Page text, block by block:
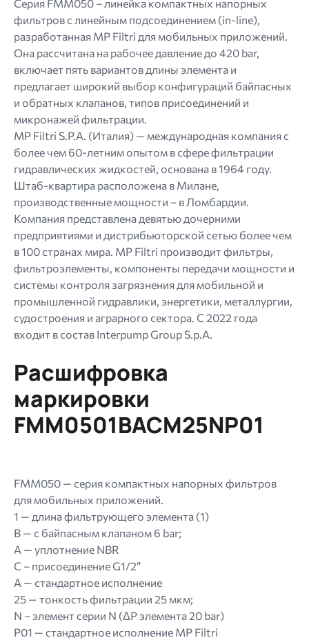
Серия FMM050 – линейка компактных напорных
фильтров с линейным подсоединением (in-line),
разработанная MP Filtri для мобильных приложений.
Она рассчитана на рабочее давление до 420 bar,
включает пять вариантов длины элемента и
предлагает широкий выбор конфигураций байпасных
и обратных клапанов, типов присоединений и
микронажей фильтрации.
MP Filtri S.P.A. (Италия) — международная компания с
более чем 60-летним опытом в сфере фильтрации
гидравлических жидкостей, основана в 1964 году.
Штаб-квартира расположена в Милане,
производственные мощности – в Ломбардии.
Компания представлена ​​девятью дочерними
предприятиями и дистрибьюторской сетью более чем
в 100 странах мира. MP Filtri производит фильтры,
фильтроэлементы, компоненты передачи мощности и
системы контроля загрязнения для мобильной и
промышленной гидравлики, энергетики, металлургии,
судостроения и аграрного сектора. С 2022 года
входит в состав Interpump Group S.p.A.
Расшифровка
маркировки
FMM0501BACМ25NP01
FMM050 — серия компактных напорных фильтров
для мобильных приложений.
1 — длина фильтрующего элемента (1)
B — с байпасным клапаном 6 bar;
A — уплотнение NBR
C – присоединение G1/2”
A — стандартное исполнение
25 — тонкость фильтрации 25 мкм;
N – элемент серии N (ΔP элемента 20 bar)
P01 — стандартное исполнение MP Filtri